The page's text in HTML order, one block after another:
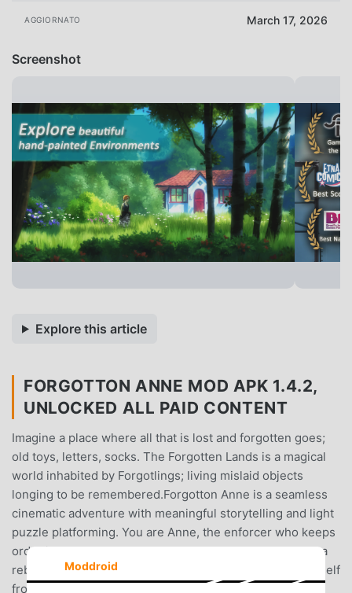
AGGIORNATO March 17, 2026
Screenshot
Explore this article
FORGOTTON ANNE MOD APK 1.4.2,
UNLOCKED ALL PAID CONTENT
Imagine a place where all that is lost and forgotten goes;
old toys, letters, socks. The Forgotten Lands is a magical
world inhabited by Forgotlings; living mislaid objects
longing to be remembered.Forgotton Anne is a seamless
cinematic adventure with meaningful storytelling and light
puzzle platforming. You are Anne, the enforcer who keeps
order in the Forgotten Lands, as she sets out to squash a
rebellion that might prevent her master, Bonku, and herself
from returning to the human world...**Try the demo for
Moddroid